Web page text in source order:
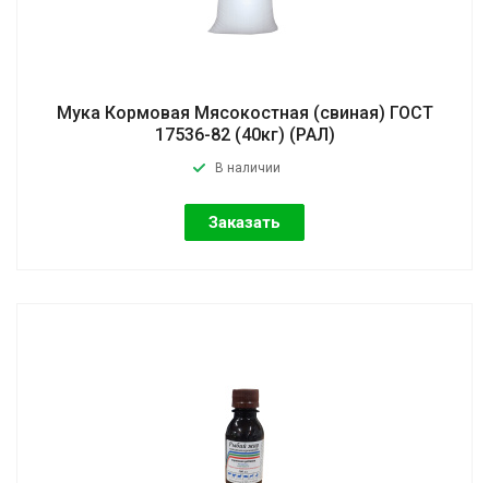
Мука Кормовая Мясокостная (свиная) ГОСТ
17536-82 (40кг) (РАЛ)
В наличии
Заказать